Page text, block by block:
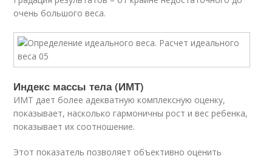
очень большого веса.
Индекс массы тела (ИМТ)
ИМТ дает более адекватную комплексную оценку,
показывает, насколько гармоничны рост и вес ребенка,
показывает их соотношение.
Этот показатель позволяет объективно оценить